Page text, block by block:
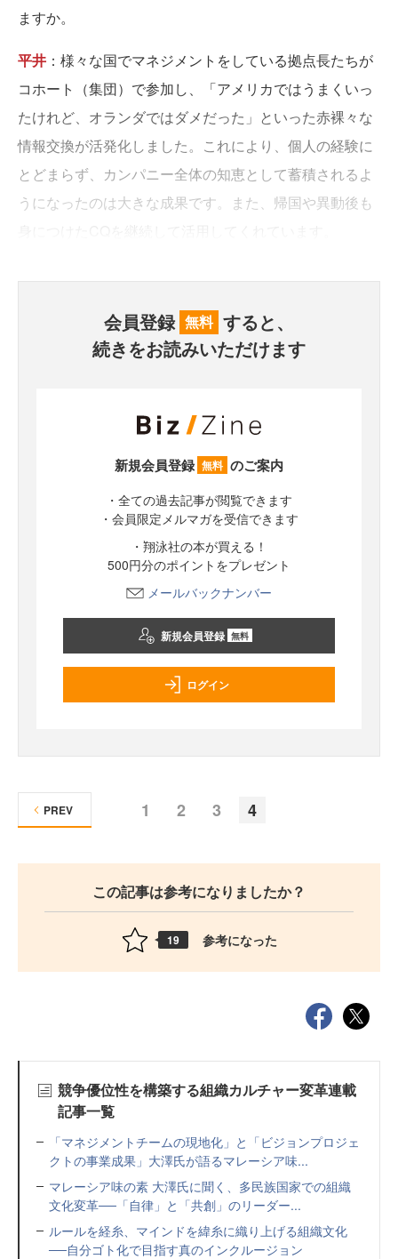
ますか。
平井 ：様々な国でマネジメントをしている拠点長たちが
コホート（集団）で参加し、「アメリカではうまくいっ
たけれど、オランダではダメだった」といった赤裸々な
情報交換が活発化しました。これにより、個人の経験に
とどまらず、カンパニー全体の知恵として蓄積されるよ
うになったのは大きな成果です。また、帰国や異動後も
会員登録 無料 すると、
続きをお読みいただけます
新規会員登録 無料 のご案内
・全ての過去記事が閲覧できます
・会員限定メルマガを受信できます
・翔泳社の本が買える！
500円分のポイントをプレゼント
メールバックナンバー
新規会員登録 無料
ログイン
1 2 3 4
PREV
この記事は参考になりましたか？
19 参考になった
競争優位性を構築する組織カルチャー変革連載
記事一覧
「マネジメントチームの現地化」と「ビジョンプロジェ
クトの事業成果」大澤氏が語るマレーシア味...
マレーシア味の素 大澤氏に聞く、多民族国家での組織
文化変革──「自律」と「共創」のリーダー...
ルールを経糸、マインドを緯糸に織り上げる組織文化
──自分ゴト化で目指す真のインクルージョン